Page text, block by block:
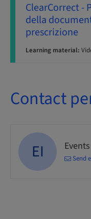
ClearCorrect -
della
prescrizione
Learning material:
Contact
EI Send